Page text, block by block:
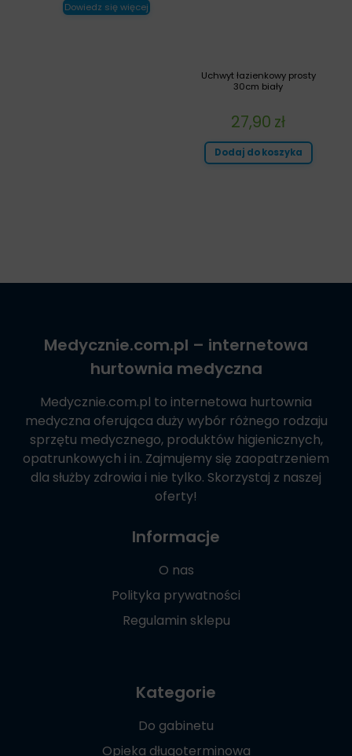
Dowiedz się więcej
Uchwyt łazienkowy prosty
30cm biały
27,90 zł
Dodaj do koszyka
Medycznie.com.pl – internetowa
hurtownia medyczna
Medycznie.com.pl to internetowa hurtownia
medyczna oferująca duży wybór różnego rodzaju
sprzętu medycznego, produktów higienicznych,
opatrunkowych i in. Zajmujemy się zaopatrzeniem
dla służby zdrowia i nie tylko. Skorzystaj z naszej
oferty!
Informacje
O nas
Polityka prywatności
Regulamin sklepu
Kategorie
Do gabinetu
Opieka długoterminowa